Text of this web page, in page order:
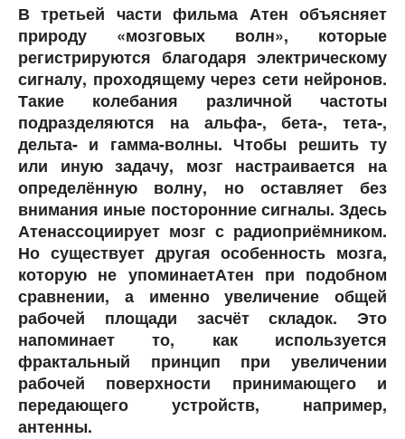
В третьей части фильма Атен объясняет
природу «мозговых волн», которые
регистрируются благодаря электрическому
сигналу, проходящему через сети нейронов.
Такие колебания различной частоты
подразделяются на альфа-, бета-, тета-,
дельта- и гамма-волны. Чтобы решить ту
или иную задачу, мозг настраивается на
определённую волну, но оставляет без
внимания иные посторонние сигналы. Здесь
Атенассоциирует мозг с радиоприёмником.
Но существует другая особенность мозга,
которую не упоминаетАтен при подобном
сравнении, а именно увеличение общей
рабочей площади засчёт складок. Это
напоминает то, как используется
фрактальный принцип при увеличении
рабочей поверхности принимающего и
передающего устройств, например,
антенны.